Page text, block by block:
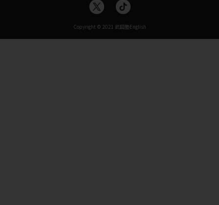
Copyright © 2021 武田塾English